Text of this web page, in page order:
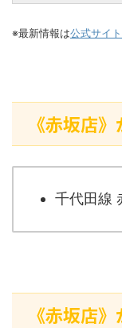
※最新情報は公式サイト
《赤坂店
千代田線
《赤坂店